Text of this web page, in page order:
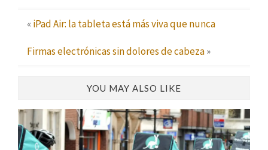
«iPad Air: la tableta está más viva que nunca
Firmas electrónicas sin dolores de cabeza»
YOU MAY ALSO LIKE